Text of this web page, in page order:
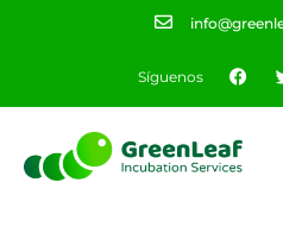
Síguenos